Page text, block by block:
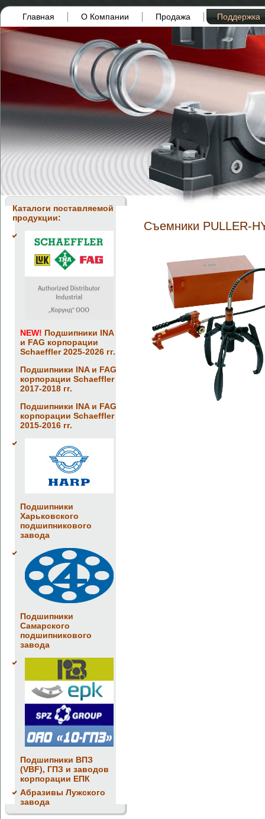
Главная О Компании Продажа Поддержка
Каталоги поставляемой
продукции:
NEW! Подшипники INA
и FAG корпорации
Schaeffler 2025-2026 гг.
Подшипники INA и FAG
корпорации Schaeffler
2017-2018 гг.
Подшипники INA и FAG
корпорации Schaeffler
2015-2016 гг.
Подшипники
Харьковского
подшипникового
завода
Подшипники
Самарского
подшипникового
завода
Подшипники ВПЗ
(VBF), ГПЗ и заводов
корпорации ЕПК
Абразивы Лужского
завода
Съемники PULLER-